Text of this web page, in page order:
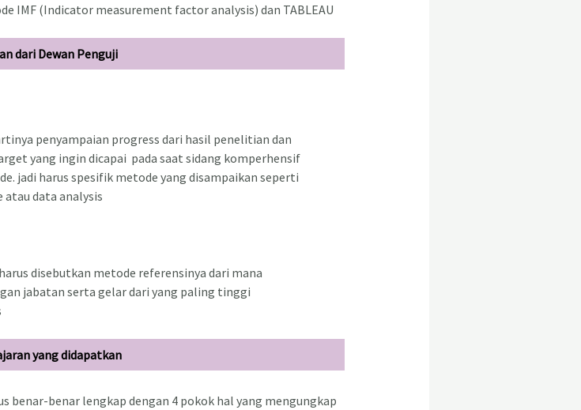
IMF (Indicator measurement factor analysis) dan TABLEAU
dari Dewan Penguji
penyampaian progress dari hasil penelitian dan
yang ingin dicapai pada saat sidang komperhensif
jadi harus spesifik metode yang disampaikan seperti
atau data analysis
disebutkan metode referensinya dari mana
jabatan serta gelar dari yang paling tinggi
yang didapatkan
benar-benar lengkap dengan 4 pokok hal yang mengungkap